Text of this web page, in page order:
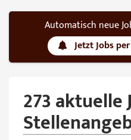
Automatisch neue
Jetzt Jobs
273 aktuelle